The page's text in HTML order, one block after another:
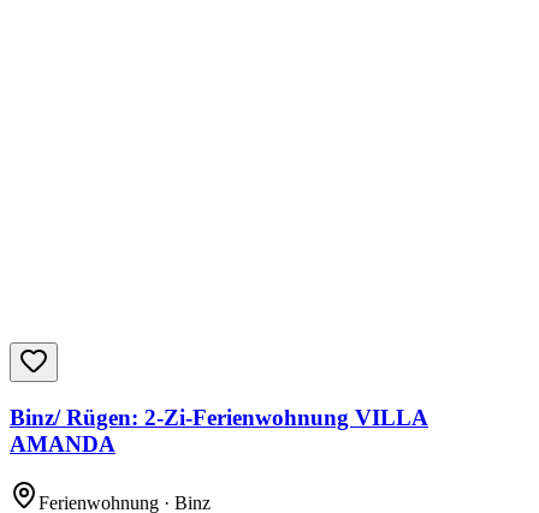
Binz/ Rügen: 2-Zi-Ferienwohnung VILLA
AMANDA
Ferienwohnung · Binz